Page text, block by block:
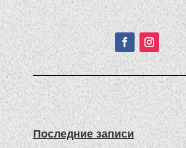
Подписывайтесь!
Последние записи